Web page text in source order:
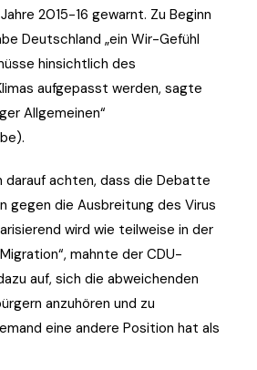
2015-16 gewarnt. Zu Beginn
Deutschland „ein Wir-Gefühl
hinsichtlich des
aufgepasst werden, sagte
Allgemeinen“
darauf achten, dass die Debatte
gegen die Ausbreitung des Virus
wird wie teilweise in der
mahnte der CDU-
auf, sich die abweichenden
anzuhören und zu
eine andere Position hat als